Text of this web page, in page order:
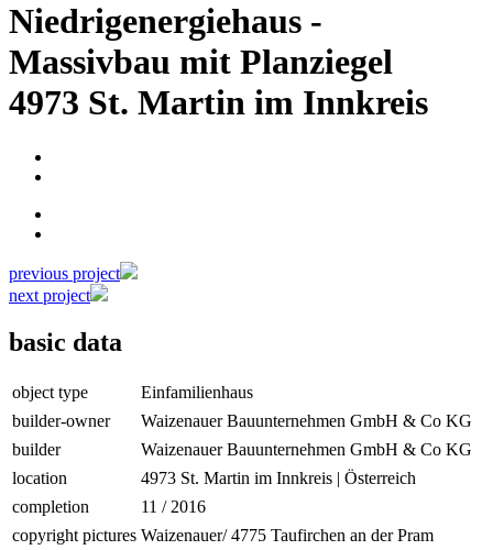
Niedrigenergiehaus -
Massivbau mit Planziegel
4973 St. Martin im Innkreis
previous project
next project
basic data
object type
Einfamilienhaus
builder-owner
Waizenauer Bauunternehmen GmbH & Co KG
builder
Waizenauer Bauunternehmen GmbH & Co KG
location
4973 St. Martin im Innkreis | Österreich
completion
11 / 2016
copyright pictures Waizenauer/ 4775 Taufirchen an der Pram